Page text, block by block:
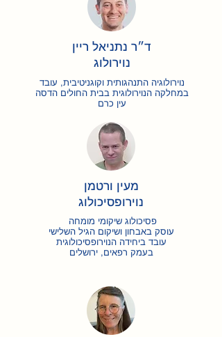
ד״ר נתניאל ריין
נוירולוג
נוירולוגיה התנהגותית וקוגניטיבית, עובד
במחלקה הנוירולוגית בבית החולים הדסה
עין כרם
מעין ורטמן
נוירופסיכולוג
פסיכולוג שיקומי מומחה
עוסק באבחון ושיקום הגיל השלישי
עובד ביחידה הנוירופסיכולוגית
בעמק רפאים, ירושלים